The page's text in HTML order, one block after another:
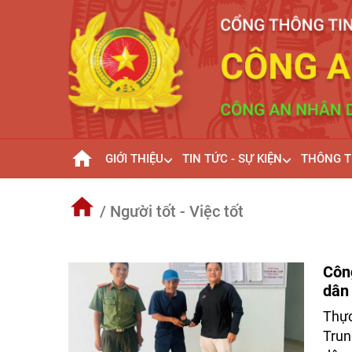
GIỚI THIỆU TIN TỨC - SỰ KIỆN THÔNG
/ Người tốt - Việc tốt
dân